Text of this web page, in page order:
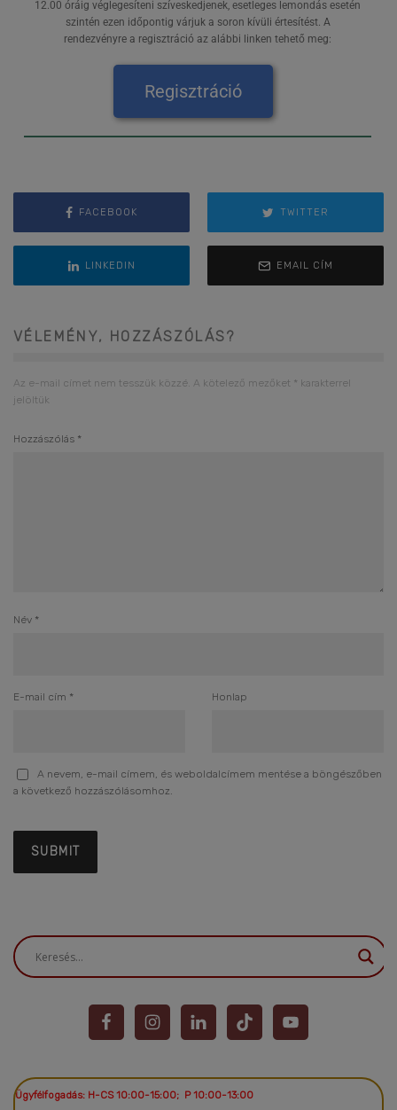
12.00 óráig véglegesíteni szíveskedjenek, esetleges lemondás esetén
szintén ezen időpontig várjuk a soron kívüli értesítést. A
rendezvényre a regisztráció az alábbi linken tehető meg:
Regisztráció
FACEBOOK TWITTER
LINKEDIN EMAIL CÍM
VÉLEMÉNY, HOZZÁSZÓLÁS?
Az e-mail címet nem tesszük közzé. A kötelező mezőket * karakterrel
jelöltük
Hozzászólás *
Név *
E-mail cím * Honlap
A nevem, e-mail címem, és weboldalcímem mentése a böngészőben
a következő hozzászólásomhoz.
Ügyfélfogadás: H-CS 10:00-15:00; P 10:00-13:00